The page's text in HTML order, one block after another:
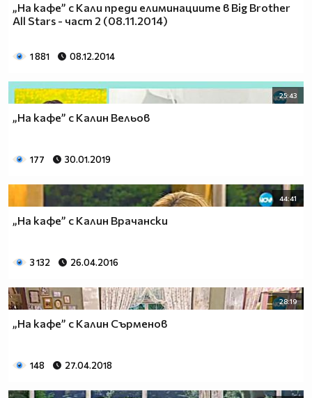
„На кафе” с Кали преди елиминациите в Big Brother
All Stars - част 2 (08.11.2014)
1 881 08.12.2014
25:43
„На кафе” с Калин Вельов
177 30.01.2019
44:41
„На кафе” с Калин Врачански
3 132 26.04.2016
28:19
„На кафе” с Калин Сърменов
148 27.04.2018